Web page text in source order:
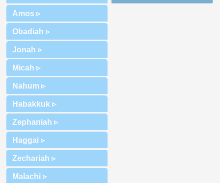
Amos ▹
Obadiah ▹
Jonah ▹
Micah ▹
Nahum ▹
Habakkuk ▹
Zephaniah ▹
Haggai ▹
Zechariah ▹
Malachi ▹